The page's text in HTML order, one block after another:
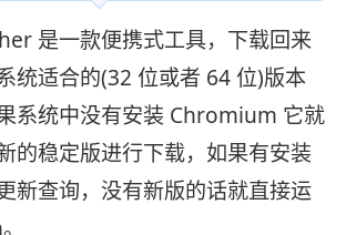
是一款便携式工具，下载回来
统适合的(32 位或者 64 位)版本
系统中没有安装 Chromium 它就
的稳定版进行下载，如果有安装
新查询，没有新版的话就直接运